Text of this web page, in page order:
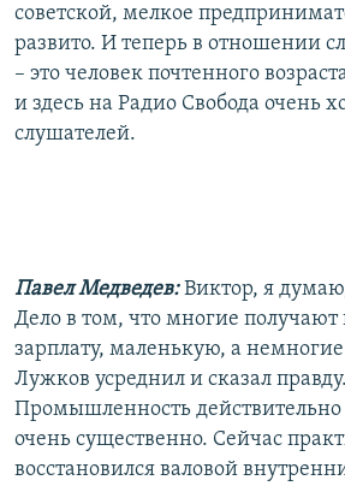
советской, мелкое
развито. И теперь в отношении
– это человек почтенного
и здесь на Радио Свобода очень
слушателей.
Павел Медведев:Виктор, я
Дело в том, что многие
зарплату, маленькую, а
Лужков усреднил и сказал правду.
Промышленность действительно
очень существенно. Сейчас
восстановился валовой